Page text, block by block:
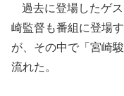
過去に登場したゲ
崎監督も番組に登場
が、その中で「宮崎
流れた。